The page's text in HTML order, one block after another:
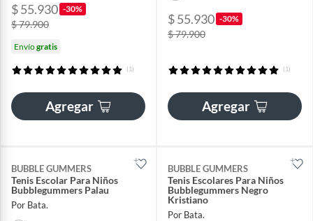
$ 55.930 -30%
$ 79.900
Envíogratis
(1)
Agregar
$ 55.930 -30%
$ 79.900
(1)
Agregar
BUBBLE GUMMERS
Tenis Escolar Para Niños
Bubblegummers Palau
Por Bata.
BUBBLE GUMMERS
Tenis Escolares Para Niños
Bubblegummers Negro
Kristiano
Por Bata.